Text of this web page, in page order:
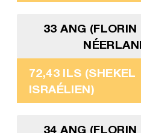
33 ANG
72,43 ILS (SHEKEL
ISRAÉLIEN)
34 ANG